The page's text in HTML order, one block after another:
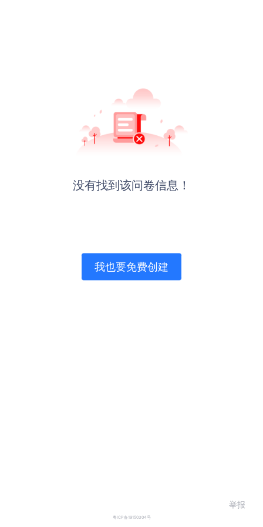
没有找到该问卷信息！
我也要免费创建
粤ICP备19150304号
举报